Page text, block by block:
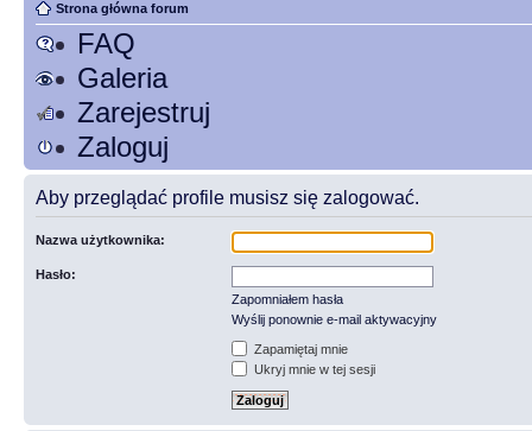
Strona główna forum
FAQ
Galeria
Zarejestruj
Zaloguj
Aby przeglądać profile musisz się zalogować.
Nazwa użytkownika:
Hasło:
Zapomniałem hasła
Wyślij ponownie e-mail aktywacyjny
Zapamiętaj mnie
Ukryj mnie w tej sesji